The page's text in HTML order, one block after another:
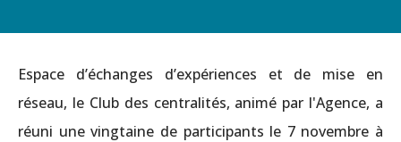
Espace d’échanges d’expériences et de mise en
réseau, le Club des centralités, animé par l'Agence, a
réuni une vingtaine de participants le 7 novembre à